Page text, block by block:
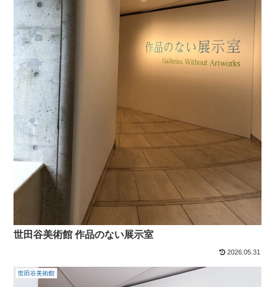
世田谷美術館 作品のない展示室
2026.05.31
世田谷美術館